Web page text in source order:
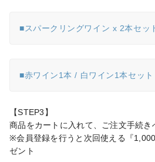
■スパークリングワイン x 2本セッ
■赤ワイン1本 / 白ワイン1本セット
【STEP3】
商品をカートに入れて、ご注文手続き
※会員登録を行うと次回使える『
ゼント